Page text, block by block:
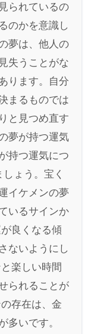
られているの
のかを意識し
夢は、他人の
失うことがな
ります。自分
まるものでは
と見つめ直す
夢が持つ運気
持つ運気につ
ょう。宝く
イケメンの夢
いるサインか
良くなる傾
ないようにし
楽しい時間
られることが
存在は、金
多いです。